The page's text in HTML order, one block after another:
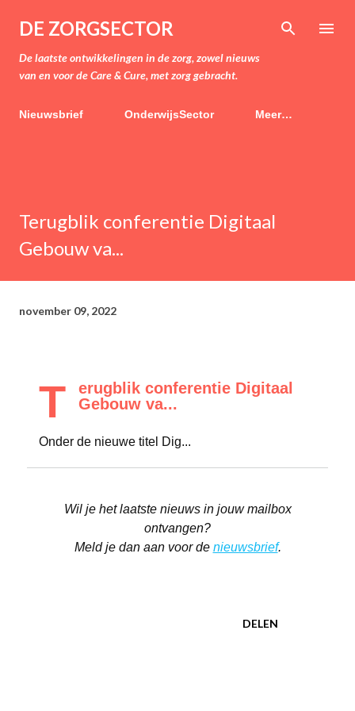
Doorgaan naar hoofdcontent
DE ZORGSECTOR
De laatste ontwikkelingen in de zorg, zowel nieuws
van en voor de Care & Cure, met zorg gebracht.
Nieuwsbrief OnderwijsSector Meer…
Terugblik conferentie Digitaal
Gebouw va...
november 09, 2022
T
erugblik conferentie Digitaal
Gebouw va...
Onder de nieuwe titel Dig...
Wil je het laatste nieuws in jouw mailbox
ontvangen?
Meld je dan aan voor de nieuwsbrief.
DELEN